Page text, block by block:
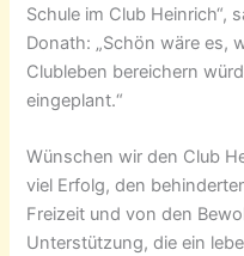
Schule im Club Heinrich“,
Donath: „Schön wäre es,
Clubleben bereichern
eingeplant.“
Wünschen wir den Club
viel Erfolg, den
Freizeit und von den
Unterstützung, die ein